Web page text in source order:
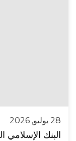
28 يوليو, 2026